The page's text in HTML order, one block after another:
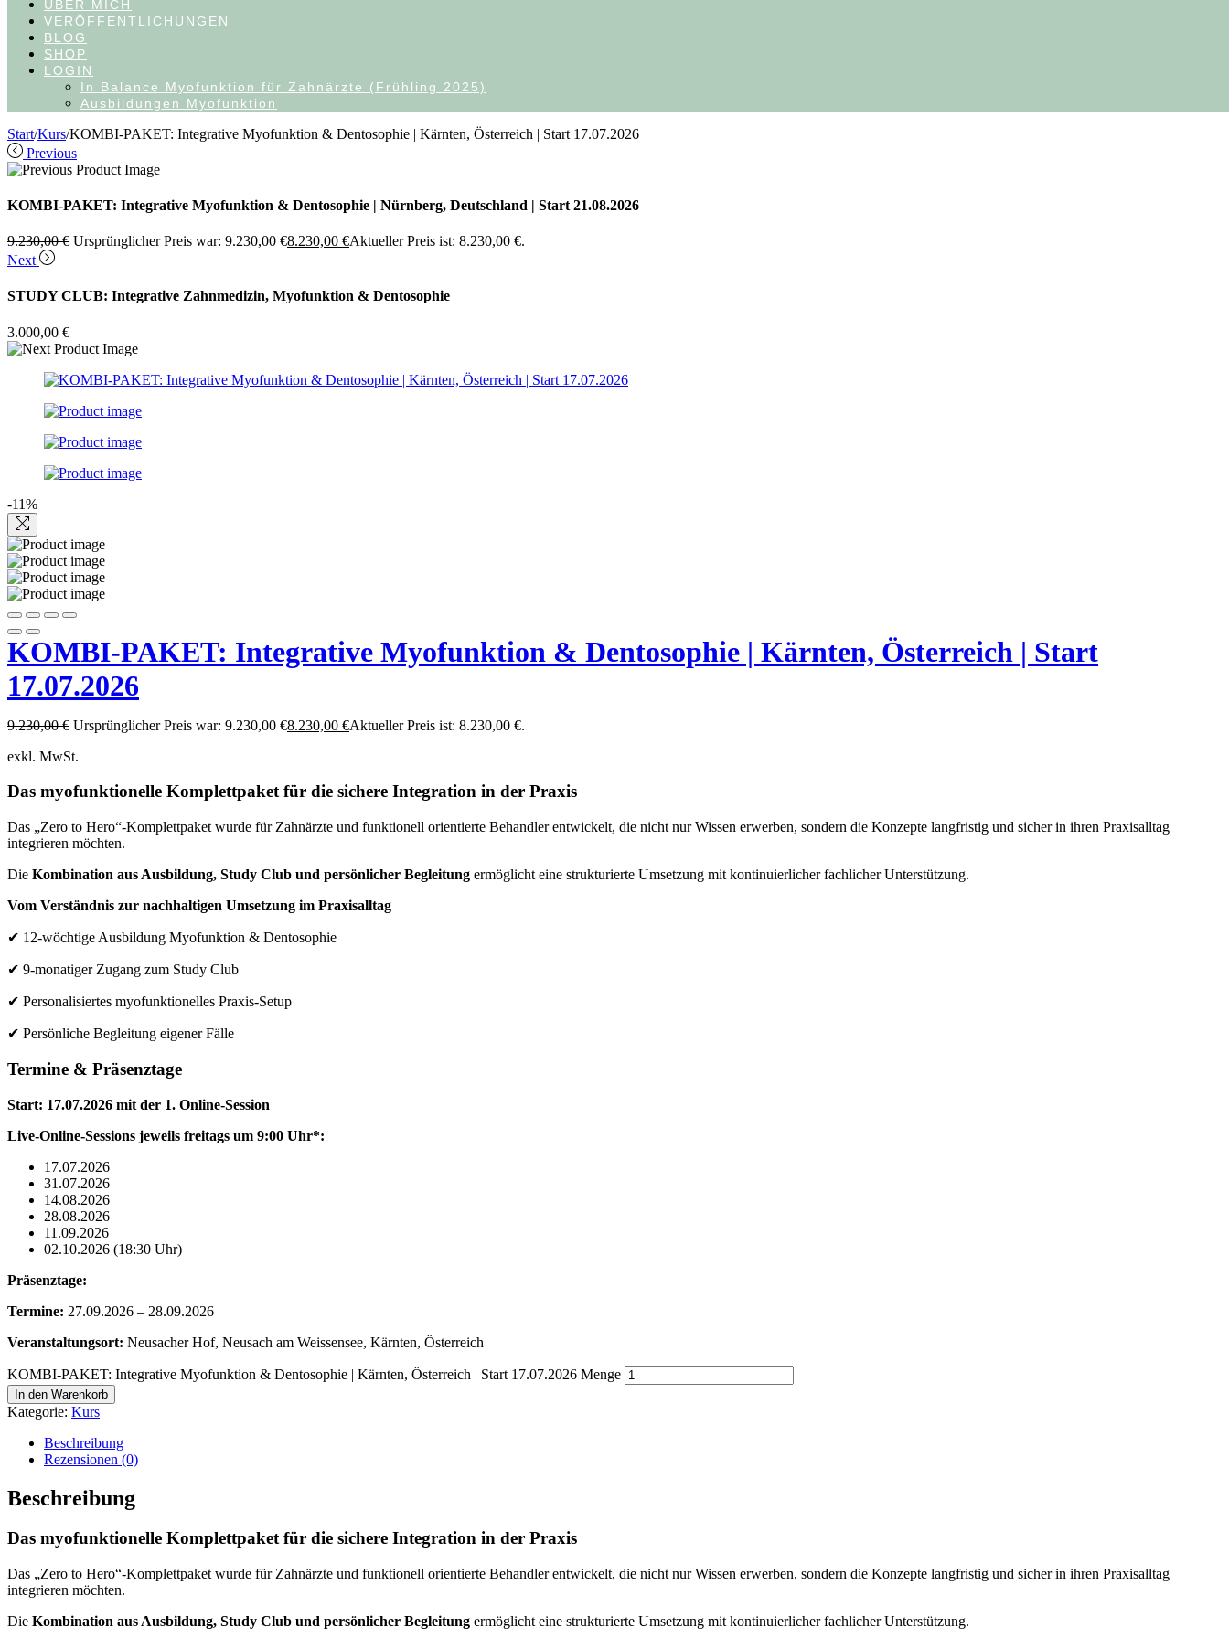
ÜBER MICH
VERÖFFENTLICHUNGEN
BLOG
SHOP
LOGIN
In Balance Myofunktion für Zahnärzte (Frühling 2025)
Ausbildungen Myofunktion
Start/Kurs/KOMBI-PAKET: Integrative Myofunktion & Dentosophie | Kärnten, Österreich | Start 17.07.2026
Previous
KOMBI-PAKET: Integrative Myofunktion & Dentosophie | Nürnberg, Deutschland | Start 21.08.2026
9.230,00€ Ursprünglicher Preis war: 9.230,00 €8.230,00 €Aktueller Preis ist: 8.230,00 €.
Next
STUDY CLUB: Integrative Zahnmedizin, Myofunktion & Dentosophie
3.000,00 €
-11%
KOMBI-PAKET: Integrative Myofunktion & Dentosophie | Kärnten, Österreich | Start
17.07.2026
9.230,00€ Ursprünglicher Preis war: 9.230,00 €8.230,00 €Aktueller Preis ist: 8.230,00 €.
exkl. MwSt.
Das myofunktionelle Komplettpaket für die sichere Integration in der Praxis
Das „Zero to Hero“-Komplettpaket wurde für Zahnärzte und funktionell orientierte Behandler entwickelt, die nicht nur Wissen erwerben, sondern die Konzepte langfristig und sicher in ihren Praxisalltag
integrieren möchten.
Die Kombination aus Ausbildung, Study Club und persönlicher Begleitung ermöglicht eine strukturierte Umsetzung mit kontinuierlicher fachlicher Unterstützung.
Vom Verständnis zur nachhaltigen Umsetzung im Praxisalltag
✔ 12-wöchtige Ausbildung Myofunktion & Dentosophie
✔ 9-monatiger Zugang zum Study Club
✔ Personalisiertes myofunktionelles Praxis-Setup
✔ Persönliche Begleitung eigener Fälle
Termine & Präsenztage
Start: 17.07.2026 mit der 1. Online-Session
Live-Online-Sessions jeweils freitags um 9:00 Uhr*:
17.07.2026
31.07.2026
14.08.2026
28.08.2026
11.09.2026
02.10.2026 (18:30 Uhr)
Präsenztage:
Termine: 27.09.2026 – 28.09.2026
Veranstaltungsort: Neusacher Hof, Neusach am Weissensee, Kärnten, Österreich
KOMBI-PAKET: Integrative Myofunktion & Dentosophie | Kärnten, Österreich | Start 17.07.2026 Menge
In den Warenkorb
Kategorie: Kurs
Beschreibung
Rezensionen (0)
Beschreibung
Das myofunktionelle Komplettpaket für die sichere Integration in der Praxis
Das „Zero to Hero“-Komplettpaket wurde für Zahnärzte und funktionell orientierte Behandler entwickelt, die nicht nur Wissen erwerben, sondern die Konzepte langfristig und sicher in ihren Praxisalltag
integrieren möchten.
Die Kombination aus Ausbildung, Study Club und persönlicher Begleitung ermöglicht eine strukturierte Umsetzung mit kontinuierlicher fachlicher Unterstützung.